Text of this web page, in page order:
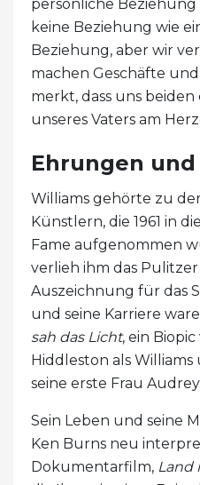
persönliche
keine Beziehung wie
Beziehung, aber wir
machen Geschäfte
merkt, dass uns
unseres Vaters am
Ehrungen
Williams gehörte zu
Künstlern, die 1961 in
Fame aufgenommen
verlieh ihm das
Auszeichnung für das
und seine Karriere
sah das Licht, ein
Hiddleston als
seine erste Frau Audrey.
Sein Leben und seine
Ken Burns neu
Dokumentarfilm, Land